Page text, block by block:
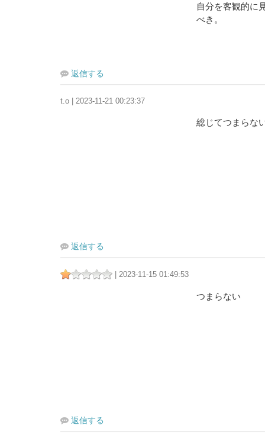
自分を客観的に
べき。
返信する
t.o | 2023-11-21 00:23:37
総じてつまらない
返信する
| 2023-11-15 01:49:53
つまらない
返信する